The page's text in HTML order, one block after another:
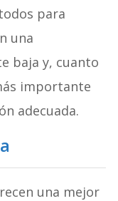
para
una
baja y, cuanto
importante
adecuada.
una mejor